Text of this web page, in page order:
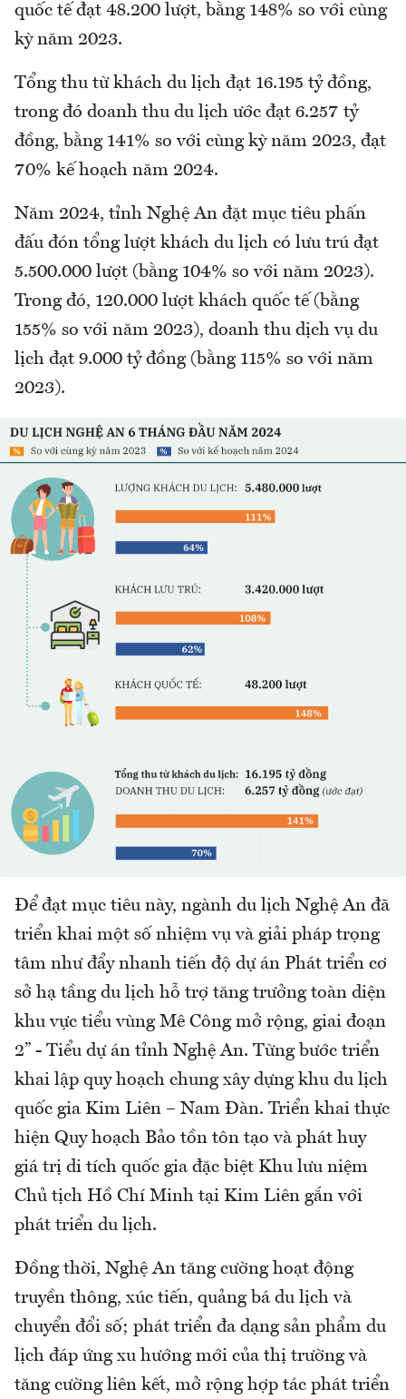
quốc tế đạt 48.200 lượt, bằng 148% so với cùng
kỳ năm 2023.
Tổng thu từ khách du lịch đạt 16.195 tỷ đồng,
trong đó doanh thu du lịch ước đạt 6.257 tỷ
đồng, bằng 141% so với cùng kỳ năm 2023, đạt
70% kế hoạch năm 2024.
Năm 2024, tỉnh Nghệ An đặt mục tiêu phấn
đấu đón tổng lượt khách du lịch có lưu trú đạt
5.500.000 lượt (bằng 104% so với năm 2023).
Trong đó, 120.000 lượt khách quốc tế (bằng
155% so với năm 2023), doanh thu dịch vụ du
lịch đạt 9.000 tỷ đồng (bằng 115% so với năm
2023).
Để đạt mục tiêu này, ngành du lịch Nghệ An đã
triển khai một số nhiệm vụ và giải pháp trọng
tâm như đẩy nhanh tiến độ dự án Phát triển cơ
sở hạ tầng du lịch hỗ trợ tăng trưởng toàn diện
khu vực tiểu vùng Mê Công mở rộng, giai đoạn
2” - Tiểu dự án tỉnh Nghệ An. Từng bước triển
khai lập quy hoạch chung xây dựng khu du lịch
quốc gia Kim Liên – Nam Đàn. Triển khai thực
hiện Quy hoạch Bảo tồn tôn tạo và phát huy
giá trị di tích quốc gia đặc biệt Khu lưu niệm
Chủ tịch Hồ Chí Minh tại Kim Liên gắn với
phát triển du lịch.
Đồng thời, Nghệ An tăng cường hoạt động
truyền thông, xúc tiến, quảng bá du lịch và
chuyển đổi số; phát triển đa dạng sản phẩm du
lịch đáp ứng xu hướng mới của thị trường và
tăng cường liên kết, mở rộng hợp tác phát triển